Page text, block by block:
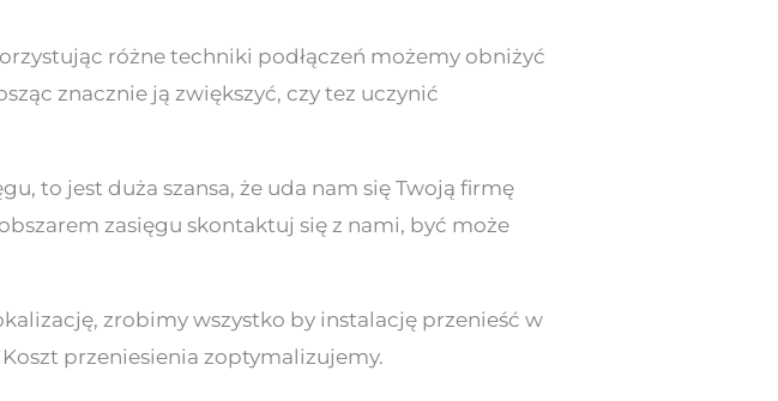
różne techniki podłączeń możemy obniżyć
znacznie ją zwiększyć, czy tez uczynić
to jest duża szansa, że uda nam się Twoją firmę
zasięgu skontaktuj się z nami, być może
zrobimy wszystko by instalację przenieść w
przeniesienia zoptymalizujemy.